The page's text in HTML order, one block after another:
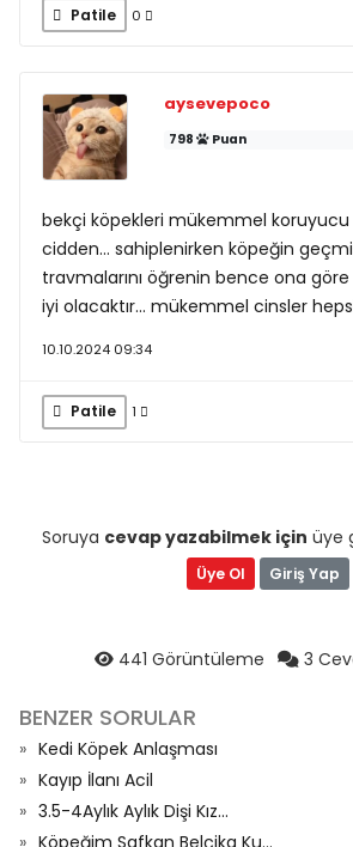
Patile 0
aysevepoco
798 Puan
bekçi köpekleri mükemmel koruyucu
cidden... sahiplenirken köpeğin
travmalarını öğrenin bence ona
iyi olacaktır... mükemmel cinsler
10.10.2024 09:34
Patile 1
Soruya cevap yazabilmek için üye
Üye Ol Giriş Yap
441 Görüntüleme 3
BENZER SORULAR
Kedi Köpek Anlaşması
Kayıp İlanı Acil
3.5-4Aylık Aylık Dişi Kız...
Köpeğim Safkan Belçika Ku...